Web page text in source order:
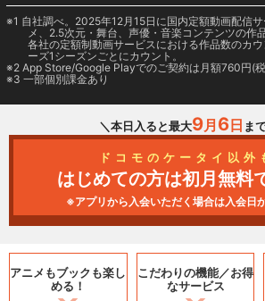
1 自社調べ。2025年12月15日に国内定額動画配信
メ、2.5次元・舞台、声優・音楽コンテンツの作
各社の定額制動画サービスにおける作品数のカ
ーズ1シーズンごとにカウント。
2 App Store/Google Playでのご契約は月額760円(
3 一部個別課金あり
＼本日入ると最大9月 6日 ま
ドコモのケータイ以外
はじめての方は初月無料
※アプリから入会いただく場合は入会日
アニメもブックも楽し
める！
こだわりの機能／お得
なサービス